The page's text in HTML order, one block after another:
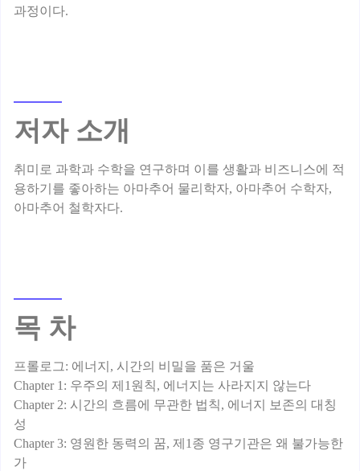
저자 소개
취미로 과학과 수학을 연구하며 이를 생활과 비즈니스에 적
용하기를 좋아하는 아마추어 물리학자, 아마추어 수학자,
목 차
프롤로그: 에너지, 시간의 비밀을 품은 거울
Chapter 1: 우주의 제1원칙, 에너지는 사라지지 않는다
Chapter 2: 시간의 흐름에 무관한 법칙, 에너지 보존의 대칭
성
Chapter 3: 영원한 동력의 꿈, 제1종 영구기관은 왜 불가능한
가